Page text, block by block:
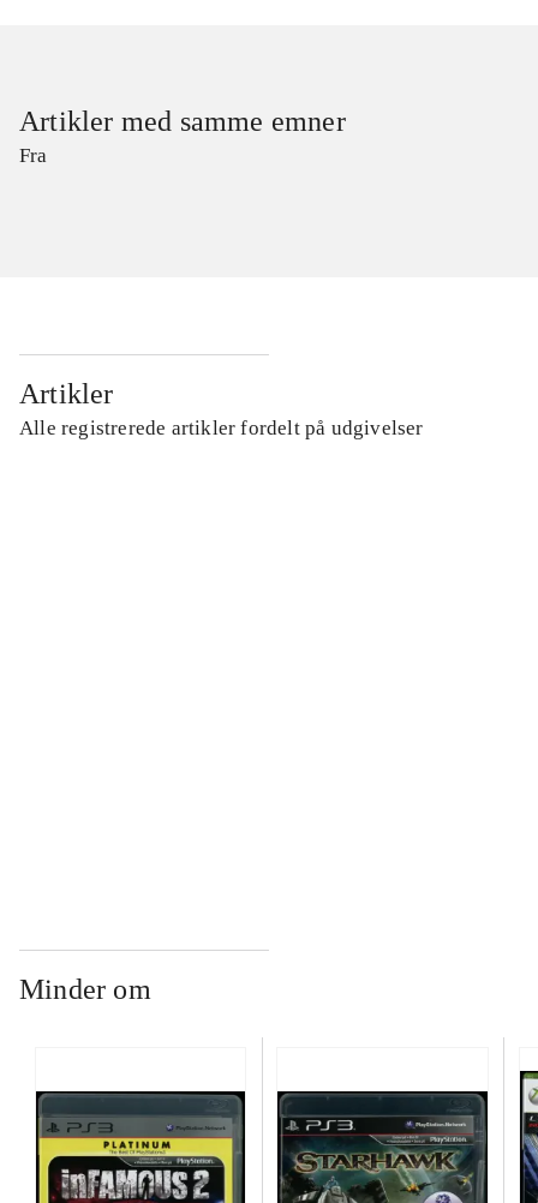
Artikler med samme emner
Fra
Artikler
Alle registrerede artikler fordelt på udgivelser
Minder om